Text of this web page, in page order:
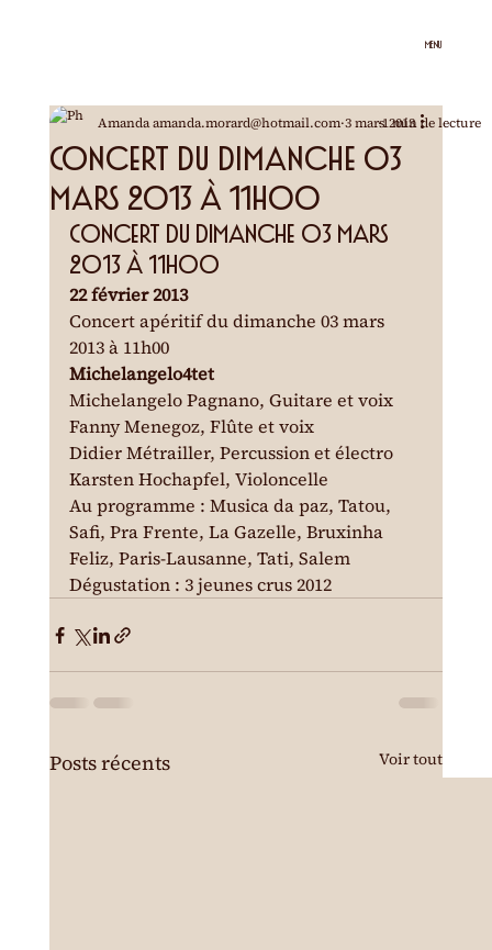
MENU
Concert du dimanche 03
mars 2013 à 11h00
Amanda amanda.morard@hotmail.com 3 mars 20131 min de lecture
Concert du dimanche 03 mars
2013 à 11h00
22 février 2013
Concert apéritif du dimanche 03 mars
2013 à 11h00
Michelangelo4tet
Michelangelo Pagnano, Guitare et voix
Fanny Menegoz, Flûte et voix
Didier Métrailler, Percussion et électro
Karsten Hochapfel, Violoncelle
Au programme : Musica da paz, Tatou,
Safi, Pra Frente, La Gazelle, Bruxinha
Feliz, Paris-Lausanne, Tati, Salem
Dégustation : 3 jeunes crus 2012
Posts récents Voir tout